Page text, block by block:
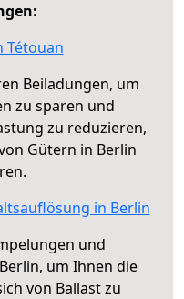
Tétouan
Beiladungen, um
zu sparen und
zu reduzieren,
Gütern in Berlin
in Berlin
und
um Ihnen die
von Ballast zu